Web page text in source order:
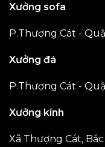
Xưởng sofa
P.Thượng Cát -
Xưởng đá
P.Thượng Cát -
Xưởng kính
Xã Thượng Cát,